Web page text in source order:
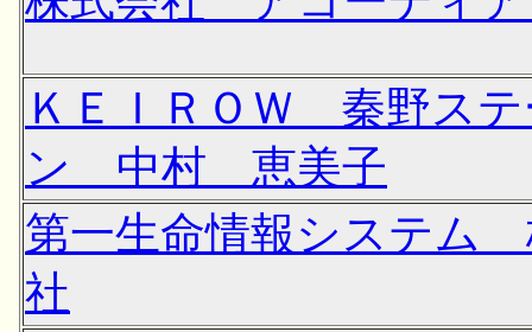
ＫＥＩＲＯＷ 秦野ス
ン 中村 恵美子
第一生命情報システム
社